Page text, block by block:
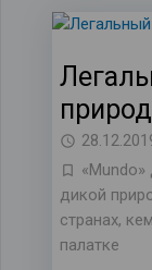
дикой
странах,
палатке